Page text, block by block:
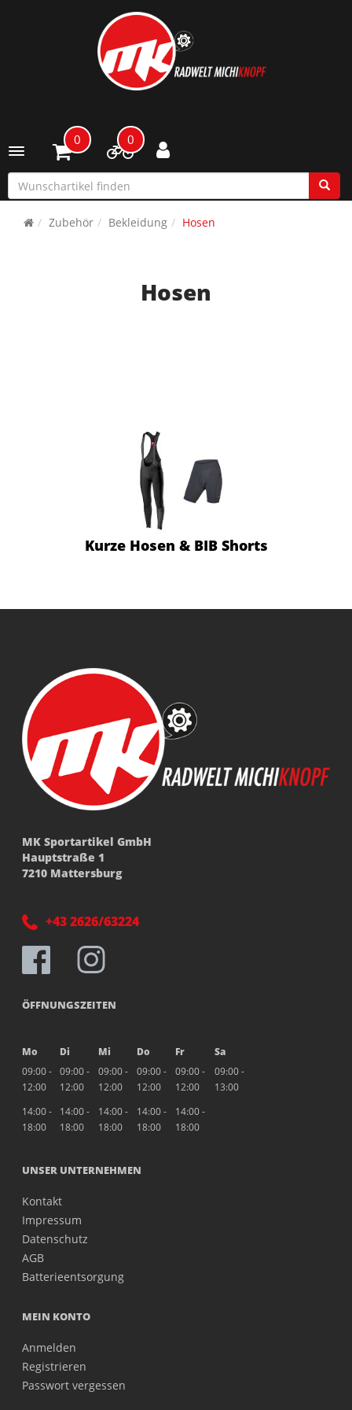
Toggle navigation
0 0
Zubehör Bekleidung Hosen
Hosen
Kurze Hosen & BIB Shorts
MK Sportartikel GmbH
Hauptstraße 1
7210 Mattersburg
+43 2626/63224
ÖFFNUNGSZEITEN
Mo Di Mi Do Fr
Sa
09:00 -
12:00
09:00 -
12:00
09:00 -
12:00
09:00 -
12:00
09:00 -
12:00
09:00 -
13:00
14:00 -
18:00
14:00 -
18:00
14:00 -
18:00
14:00 -
18:00
14:00 -
18:00
UNSER UNTERNEHMEN
Kontakt
Impressum
Datenschutz
AGB
Batterieentsorgung
MEIN KONTO
Anmelden
Registrieren
Passwort vergessen